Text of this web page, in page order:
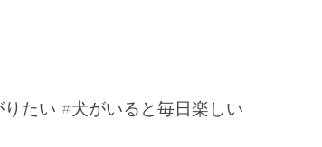
たい #犬がいると毎日楽しい